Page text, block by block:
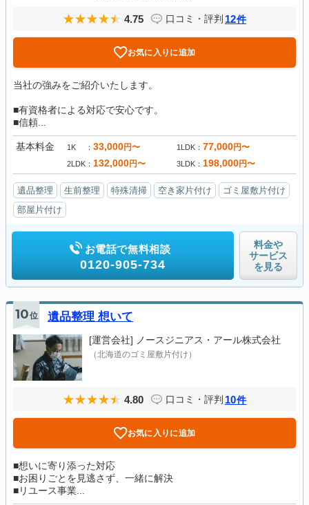
4.75 口コミ・評判 12件
お気に入りに追加
当社の強みをご紹介いたします。
■有資格者による対応で安心です。
■信頼...
基本料金 1K 33,000円〜 1LDK 77,000円〜
2LDK 132,000円〜 3LDK 198,000円〜
遺品整理 生前整理 特殊清掃 空き家片付け
ゴミ屋敷片付け
部屋片付け
お電話で無料相談
0120-905-734
料金や
サービス
を見る
10位 遺品整理 想いて
[運営会社] ノースジニアス・アール株式会社
（北海道のゴミ屋敷片付け）
4.80 口コミ・評判 10件
お気に入りに追加
■想いに寄り添った対応
■お困りごとを見逃さず、一緒に解決
■リユース事業...